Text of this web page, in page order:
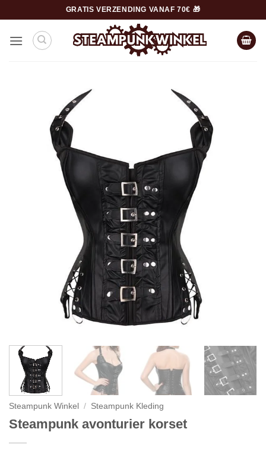
naar
inhoud
GRATIS VERZENDING VANAF 70€ 🎁
Steampunk Winkel / Steampunk Kleding
Steampunk avonturier korset